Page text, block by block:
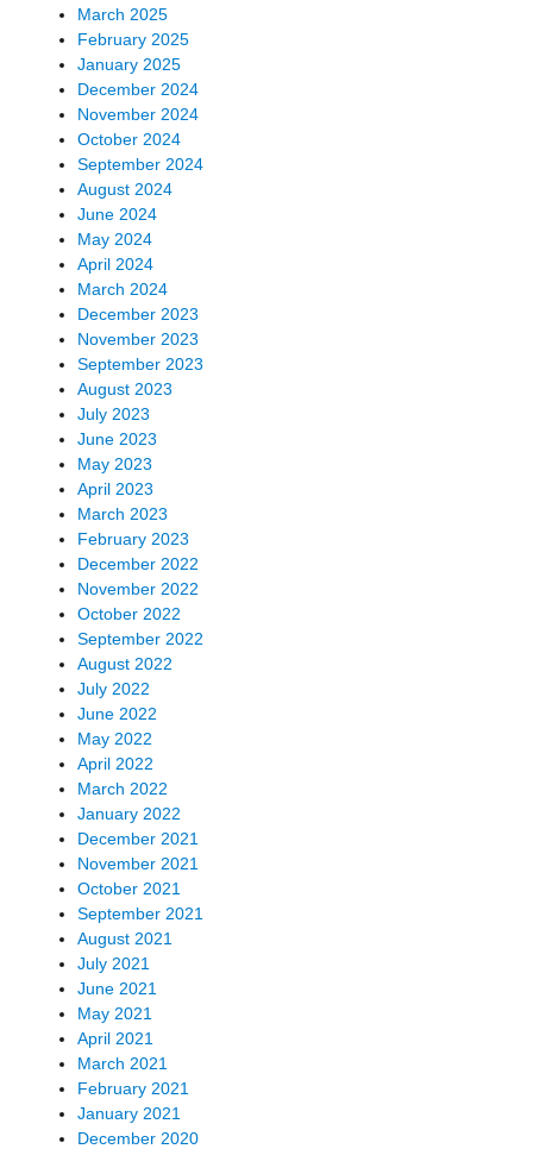
March 2025
February 2025
January 2025
December 2024
November 2024
October 2024
September 2024
August 2024
June 2024
May 2024
April 2024
March 2024
December 2023
November 2023
September 2023
August 2023
July 2023
June 2023
May 2023
April 2023
March 2023
February 2023
December 2022
November 2022
October 2022
September 2022
August 2022
July 2022
June 2022
May 2022
April 2022
March 2022
January 2022
December 2021
November 2021
October 2021
September 2021
August 2021
July 2021
June 2021
May 2021
April 2021
March 2021
February 2021
January 2021
December 2020